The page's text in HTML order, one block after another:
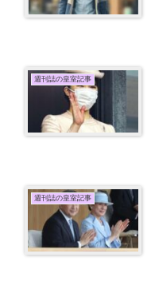
週刊誌の皇室記事
週刊誌の皇室記事